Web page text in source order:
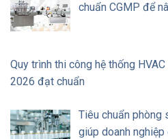
chuẩn CGMP để
Quy trình thi công hệ thống
2026 đạt chuẩn
Tiêu chuẩn phòng
giúp doanh